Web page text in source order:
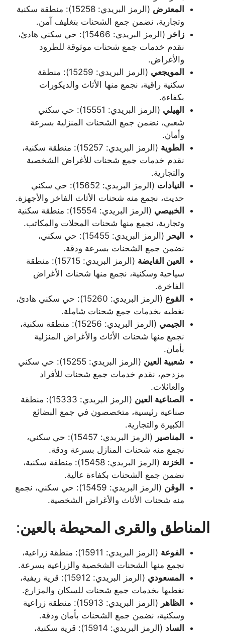
المعترض
(الرمز البريدي: 15258): منطقة سكنية
وتجارية، نضمن جمع الشحنات بتغليف آمن.
زاخر
(الرمز البريدي: 15466): حي سكني هادئ،
نقدم خدمات جمع شحنات موثوقة للطرود
والأغراض.
المويجعي
(الرمز البريدي: 15259): منطقة
سكنية راقية، نجمع منها الأثاث والديكورات
بكفاءة.
الهيلي
(الرمز البريدي: 15551): حي سكني
شعبي، نضمن جمع الشحنات المنزلية بسرعة
وأمان.
الطوية
(الرمز البريدي: 15257): منطقة سكنية،
نقدم خدمات جمع شحنات للأغراض الشخصية
والتجارية.
النيادات
(الرمز البريدي: 15652): حي سكني
حديث، نجمع منه شحنات الأثاث الفاخر والأجهزة.
الخبيصي
(الرمز البريدي: 15554): منطقة سكنية
وتجارية، نجمع منها شحنات المحلات والمكاتب.
اليحر
(الرمز البريدي: 15455): حي سكني،
نضمن جمع الشحنات بسرعة ودقة.
العين الفايضة
(الرمز البريدي: 15715): منطقة
سياحية وسكنية، نجمع منها شحنات الأغراض
الفاخرة.
القوع
(الرمز البريدي: 15260): حي سكني هادئ،
نغطيه بخدمات جمع شحنات شاملة.
الجيمي
(الرمز البريدي: 15256): منطقة سكنية،
نجمع منها شحنات الأثاث والأغراض المنزلية
بأمان.
شعبية العين
(الرمز البريدي: 15255): حي سكني
مزدحم، نقدم خدمات جمع شحنات للأفراد
والعائلات.
الصناعية العين
(الرمز البريدي: 15333): منطقة
صناعية رئيسية، متخصصون في جمع البضائع
الكبيرة والتجارية.
المناصير
(الرمز البريدي: 15457): حي سكني،
نجمع منه شحنات المنازل بسرعة ودقة.
الخزنة
(الرمز البريدي: 15458): منطقة سكنية،
نضمن جمع الشحنات بكفاءة عالية.
الوقن
(الرمز البريدي: 15459): حي سكني، نجمع
منه شحنات الأثاث والأغراض الشخصية.
المناطق والقرى المحيطة بالعين:
الفوعة
(الرمز البريدي: 15911): منطقة زراعية،
نجمع منها الشحنات الشخصية والزراعية بسرعة.
المسعودي
(الرمز البريدي: 15912): قرية ريفية،
نغطيها بخدمات جمع شحنات للسكان والمزارع.
الظاهر
(الرمز البريدي: 15913): منطقة زراعية
وسكنية، نضمن جمع الشحنات بأمان ودقة.
الساد
(الرمز البريدي: 15914): قرية سكنية،